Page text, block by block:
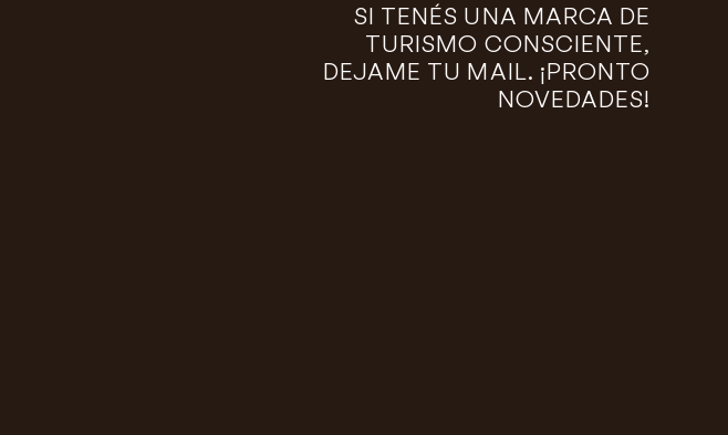
SI TENÉS UNA MARCA DE
TURISMO CONSCIENTE,
DEJAME TU MAIL. ¡PRONTO
NOVEDADES!